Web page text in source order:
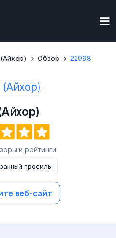
Обзор 22998
и рейтинги
профиль
веб-сайт